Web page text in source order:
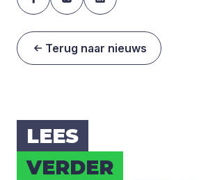
Terug naar nieuws
LEES
VER­DER